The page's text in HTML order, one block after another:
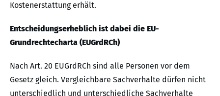
Kostenerstattung erhält.
Entscheidungserheblich ist dabei die EU-
Grundrechtecharta (EUGrdRCh)
Nach Art. 20 EUGrdRCh sind alle Personen vor dem
Gesetz gleich. Vergleichbare Sachverhalte dürfen nicht
unterschiedlich und unterschiedliche Sachverhalte